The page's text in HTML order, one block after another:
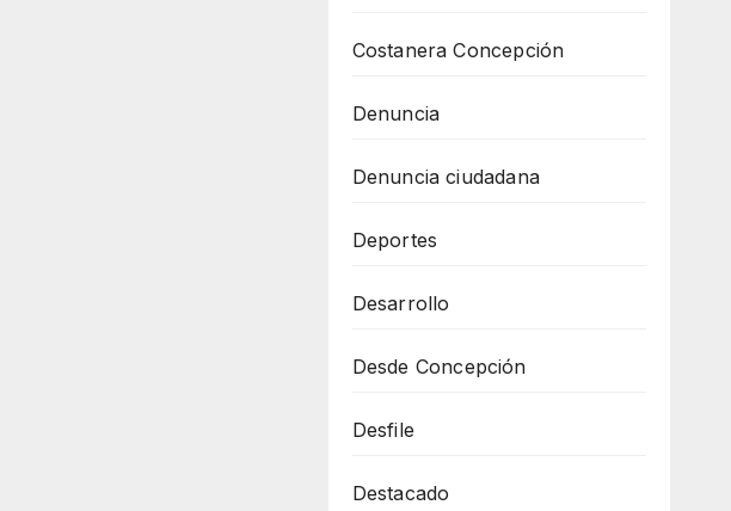
Costanera Concepción
Denuncia
Denuncia ciudadana
Deportes
Desarrollo
Desde Concepción
Desfile
Destacado